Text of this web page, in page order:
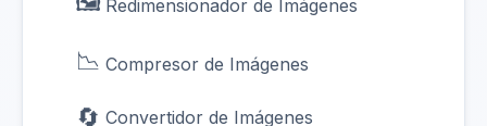
Redimensionador de Imágenes
📉 Compresor de Imágenes
🔄 Convertidor de Imágenes